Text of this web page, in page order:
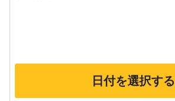
日付を選択する